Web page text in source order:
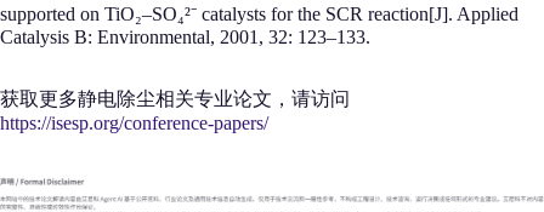
supported on TiO₂–SO₄²⁻ catalysts for the SCR reaction[J]. Applied
Catalysis B: Environmental, 2001, 32: 123–133.
获取更多静电除尘相关专业论文，请访问
https://isesp.org/conference-papers/